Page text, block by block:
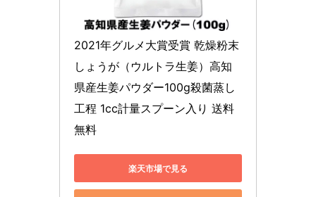
2021年グルメ大賞受賞 乾燥粉末
しょうが（ウルトラ生姜）高知
県産生姜パウダー100g殺菌蒸し
工程 1cc計量スプーン入り 送料
無料
楽天市場で見る